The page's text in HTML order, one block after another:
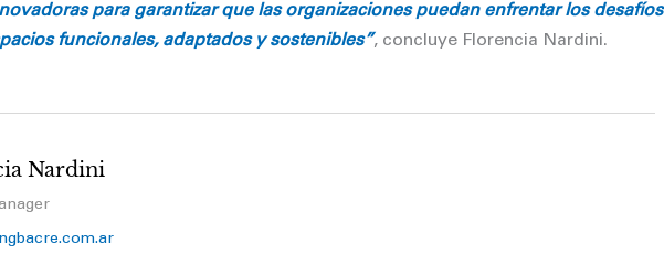
para garantizar que las organizaciones puedan enfrentar los desafíos
funcionales, adaptados y sostenibles”, concluye Florencia Nardini.
Nardini